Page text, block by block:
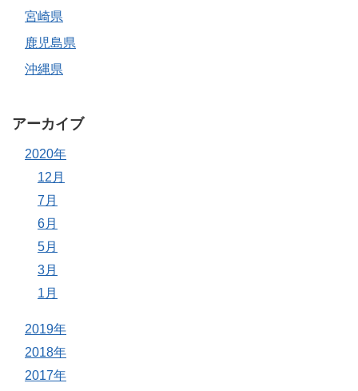
宮崎県
鹿児島県
沖縄県
アーカイブ
2020年
12月
7月
6月
5月
3月
1月
2019年
2018年
2017年